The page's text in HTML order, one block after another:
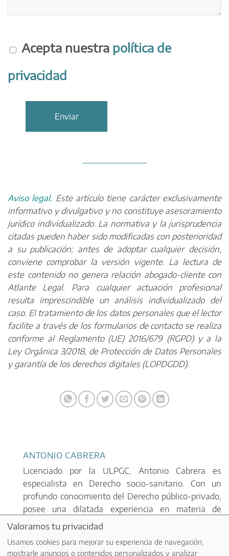
Por favor, deja este campo vacío.
Acepta nuestra política de
privacidad
Aviso legal. Este artículo tiene carácter exclusivamente
informativo y divulgativo y no constituye asesoramiento
jurídico individualizado. La normativa y la jurisprudencia
citadas pueden haber sido modificadas con posterioridad
a su publicación; antes de adoptar cualquier decisión,
conviene comprobar la versión vigente. La lectura de
este contenido no genera relación abogado-cliente con
Atlante Legal. Para cualquier actuación profesional
resulta imprescindible un análisis individualizado del
caso. El tratamiento de los datos personales que el lector
facilite a través de los formularios de contacto se realiza
conforme al Reglamento (UE) 2016/679 (RGPD) y a la
Ley Orgánica 3/2018, de Protección de Datos Personales
y garantía de los derechos digitales (LOPDGDD).
ANTONIO CABRERA
Licenciado por la ULPGC, Antonio Cabrera es
especialista en Derecho socio-sanitario. Con un
profundo conocimiento del Derecho público-privado,
posee una dilatada experiencia en materia de
consultoría jurídica, y en procedimientos de
negligencia médica, incapacidad permanente,
discapacidad, enfermedad profesional y despidos.
Valoramos tu privacidad
Usamos cookies para mejorar su experiencia de navegación,
mostrarle anuncios o contenidos personalizados y analizar